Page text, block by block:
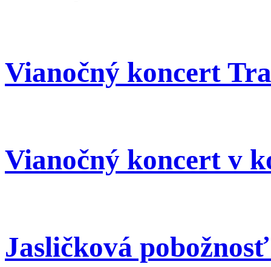
Vianočný koncert
Vianočný koncert v
Jasličková